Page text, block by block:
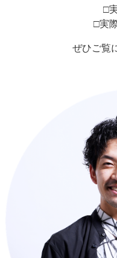
□
□実
ぜひご覧